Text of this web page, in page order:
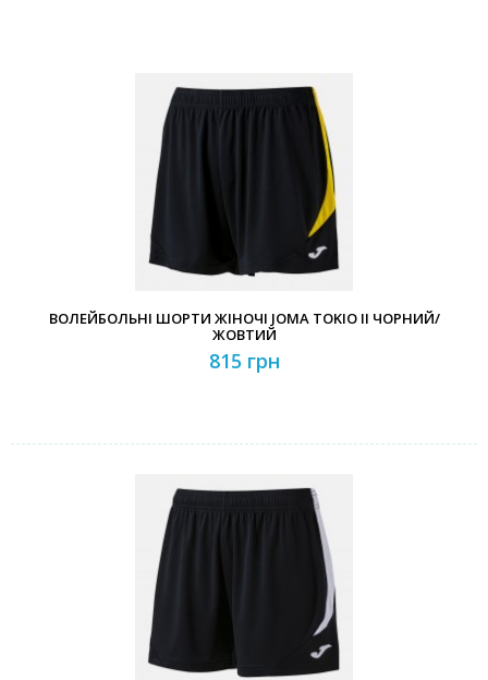
ВОЛЕЙБОЛЬНІ ШОРТИ ЖІНОЧІ JOMA TOKIO II ЧОРНИЙ/
ЖОВТИЙ
815 грн